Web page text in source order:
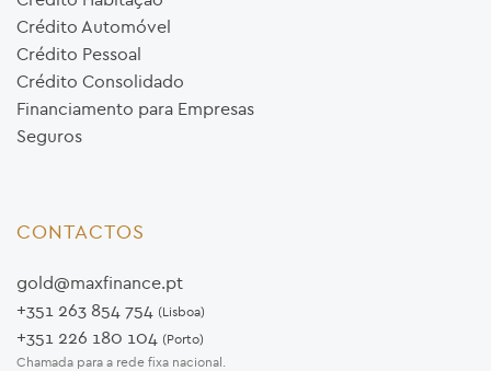
Crédito Automóvel
Crédito Pessoal
Crédito Consolidado
Financiamento para Empresas
Seguros
CONTACTOS
gold@maxfinance.pt
+351 263 854 754 (Lisboa)
+351 226 180 104 (Porto)
Chamada para a rede fixa nacional.